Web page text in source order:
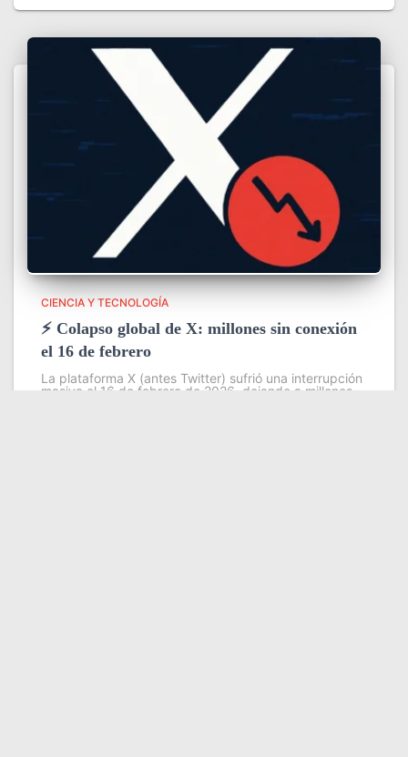
CIENCIA Y TECNOLOGÍA
⚡ Colapso global de X: millones sin conexión
el 16 de febrero
La plataforma X (antes Twitter) sufrió una interrupción
masiva el 16 de febrero de 2026, dejando a millones